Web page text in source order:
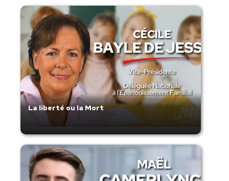
La liberté ou la Mort